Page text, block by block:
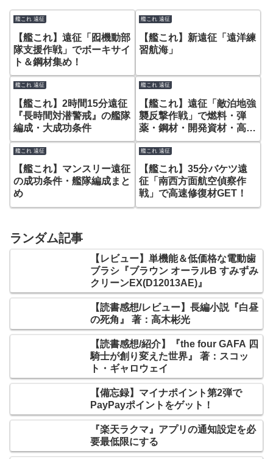
艦これ 遠征
【艦これ】遠征「囮機動部
隊支援作戦」でボーキサイ
ト＆鋼材集め！
艦これ 遠征
【艦これ】新遠征「遠洋練
習航海」
艦これ 遠征
【艦これ】2時間15分遠征
『長時間対潜警戒』の艦隊
編成・大成功条件
艦これ 遠征
【艦これ】遠征「敵泊地強
襲反撃作戦」で燃料・弾
薬・鋼材・開発資材・高速
修復材をゲット！
艦これ 遠征
【艦これ】マンスリー遠征
の成功条件・艦隊編成まと
め
艦これ 遠征
【艦これ】35分バケツ遠
征「南西方面航空偵察作
戦」で高速修復材GET！
ランダム記事
【レビュー】単機能＆低価格な電動歯
ブラシ『ブラウン オーラルB すみずみ
クリーンEX(D12013AE)』
【読書感想/レビュー】長編小説『白昼
の死角』 著：高木彬光
【読書感想/紹介】『the four GAFA 四
騎士が創り変えた世界』 著：スコッ
ト・ギャロウェイ
【備忘録】マイナポイント第2弾で
PayPayポイントをゲット！
『楽天ラクマ』アプリの通知設定を必
要最低限にする